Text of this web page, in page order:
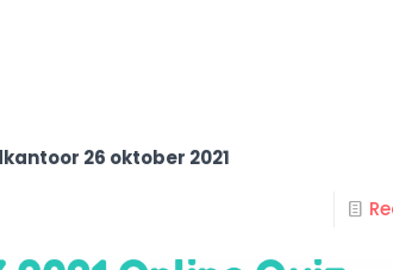
26 oktober 2021